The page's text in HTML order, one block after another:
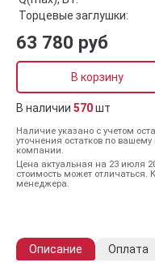
Торцевые заглушки:
63 780 руб
В корзину
В наличии 570шт
Наличие указано с учетом
уточнения остатков по
компании.
Цена актуальная на 23 июля
стоимость может отличаться.
менеджера.
Описание Оплата